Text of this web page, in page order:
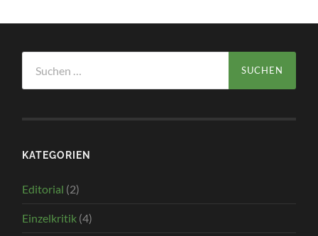
nach:
KATEGORIEN
Editorial (2)
Einzelkritik (4)